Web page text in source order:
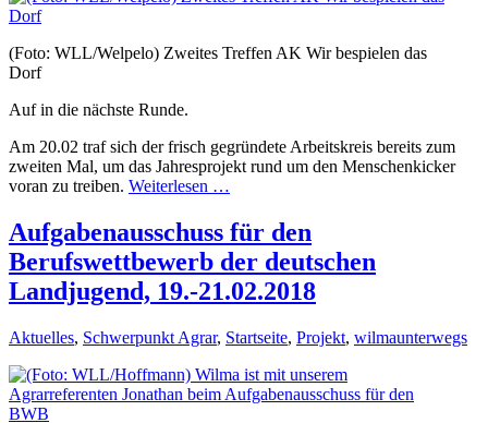
(Foto: WLL/Welpelo) Zweites Treffen AK Wir bespielen das
Dorf
Auf in die nächste Runde.
Am 20.02 traf sich der frisch gegründete Arbeitskreis bereits zum
zweiten Mal, um das Jahresprojekt rund um den Menschenkicker
voran zu treiben. Weiterlesen …
Aufgabenausschuss für den
Berufswettbewerb der deutschen
Landjugend, 19.-21.02.2018
Aktuelles, Schwerpunkt Agrar, Startseite, Projekt, wilmaunterwegs